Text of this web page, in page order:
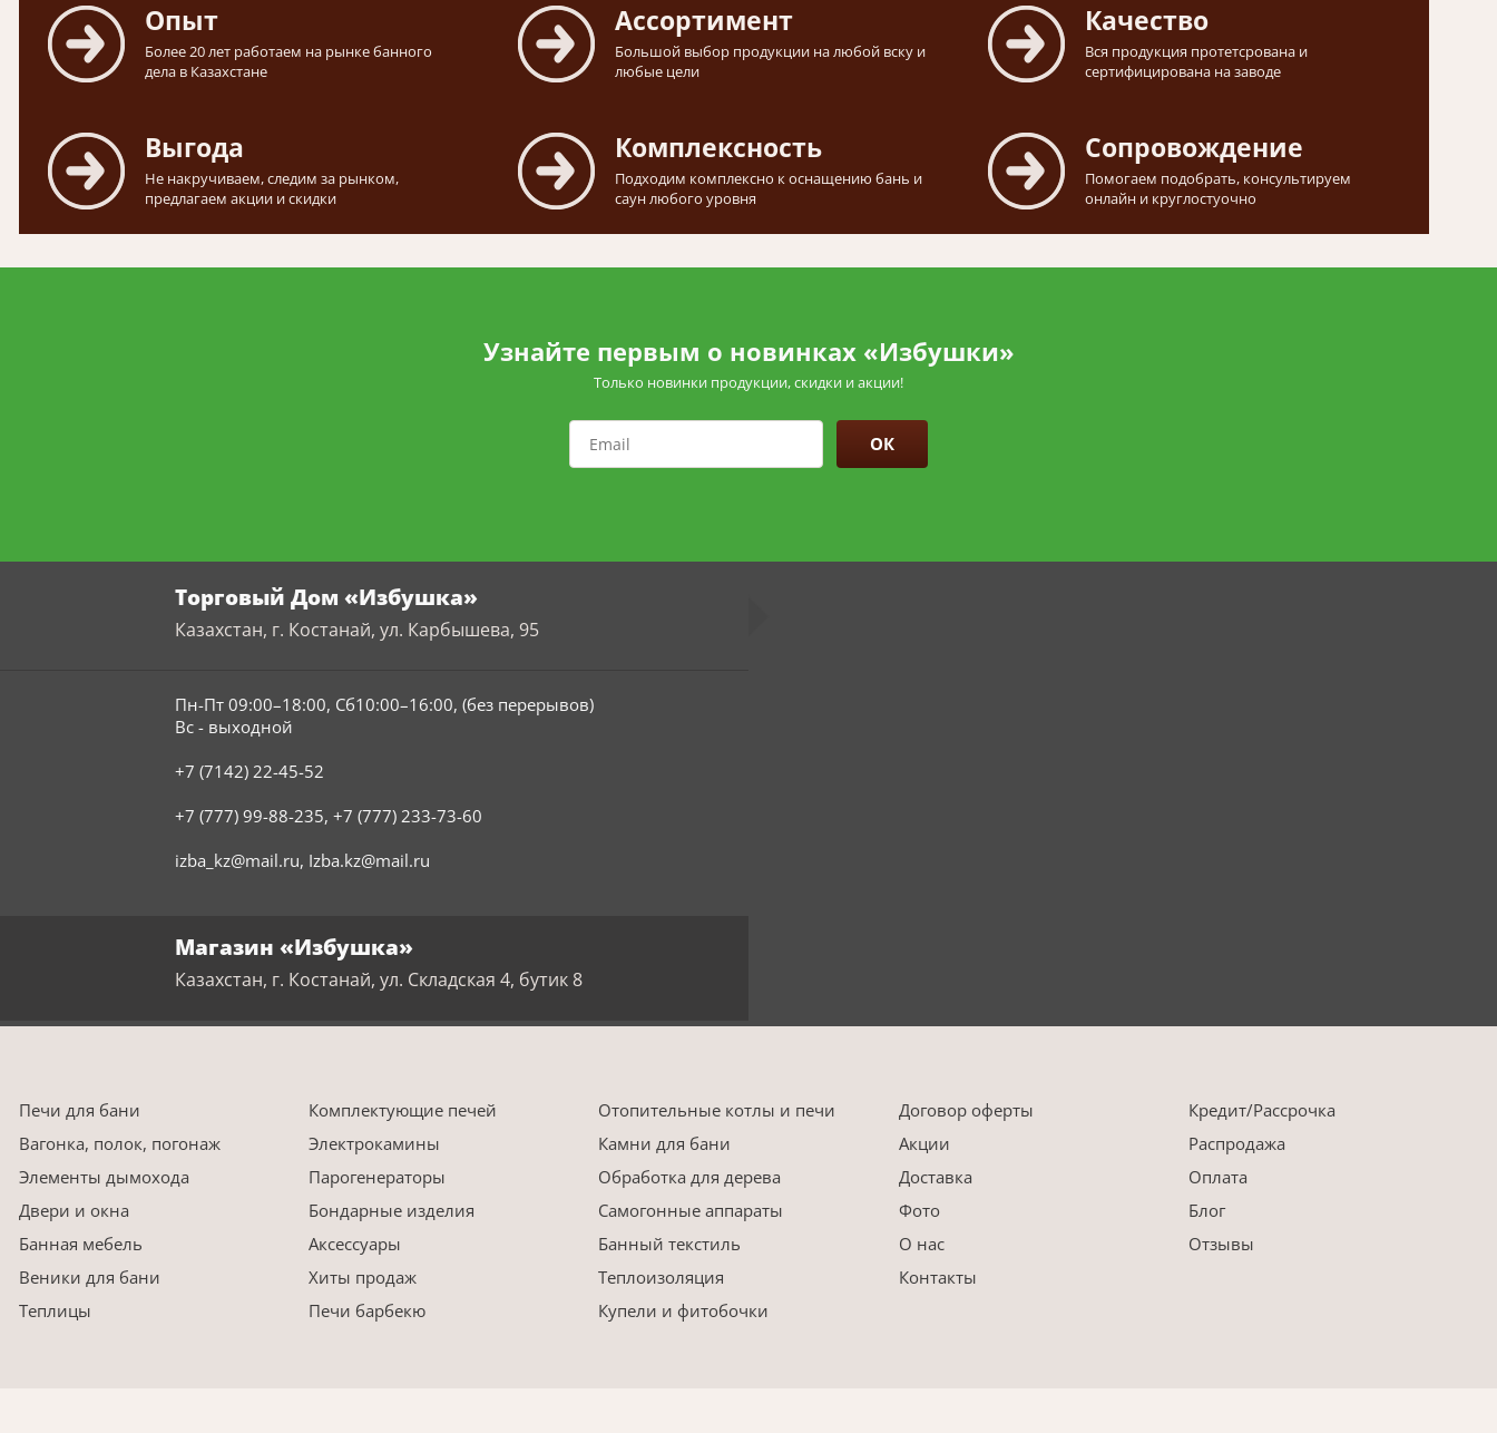
Опыт
Более 20 лет работаем на рынке банного
дела в Казахстане
Ассортимент
Большой выбор продукции на любой вску и
любые цели
Качество
Вся продукция протетсрована и
сертифицирована на заводе
Выгода
Не накручиваем, следим за рынком,
предлагаем акции и скидки
Комплексность
Подходим комплексно к оснащению бань и
саун любого уровня
Сопровождение
Помогаем подобрать, консультируем
онлайн и круглостуочно
Узнайте первым о новинках «Избушки»
Только новинки продукции, скидки и акции!
ОК
Торговый Дом «Избушка»
Казахстан, г. Костанай, ул. Карбышева, 95
Пн-Пт 09:00–18:00, Сб10:00–16:00, (без перерывов)
Вс - выходной
+7 (7142) 22-45-52
+7 (777) 99-88-235, +7 (777) 233-73-60
izba_kz@mail.ru, Izba.kz@mail.ru
Магазин «Избушка»
Казахстан, г. Костанай, ул. Складская 4, бутик 8
Печи для бани Комплектующие печей
Отопительные котлы и печи
Вагонка, полок, погонаж
Электрокамины
Камни для бани
Элементы дымохода
Парогенераторы
Обработка для дерева
Двери и окна
Бондарные изделия
Самогонные аппараты
Банная мебель
Аксессуары
Банный текстиль
Веники для бани
Хиты продаж
Теплоизоляция
Теплицы
Печи барбекю Купели и фитобочки
Договор оферты
Кредит/Рассрочка
Акции
Распродажа
Доставка
Оплата
Фото
Блог
О нас
Отзывы
Контакты